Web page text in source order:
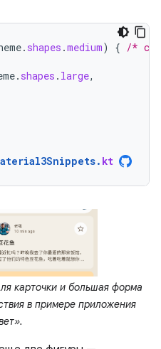
. shapes .medium) { /*
. shapes . large,
. kt
карточки и большая форма
в примере приложения